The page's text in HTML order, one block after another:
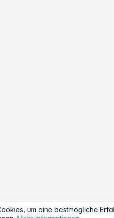
um eine bestmögliche